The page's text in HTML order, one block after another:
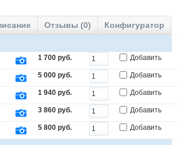
Отзывы (0) Конфигуратор
1 700 руб. Добавить
5 000 руб. Добавить
1 940 руб. Добавить
3 860 руб. Добавить
5 800 руб. Добавить